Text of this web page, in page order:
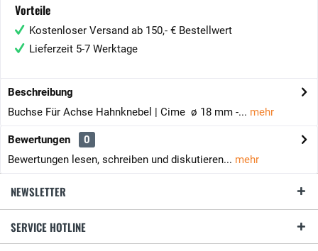
Vorteile
Kostenloser Versand ab 150,- € Bestellwert
Lieferzeit 5-7 Werktage
Beschreibung
Buchse Für Achse Hahnknebel | Cime ø 18 mm -... mehr
Bewertungen
0
Bewertungen lesen, schreiben und diskutieren... mehr
NEWSLETTER
SERVICE HOTLINE